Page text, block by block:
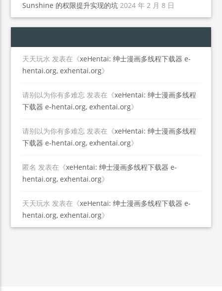
Sunshine 的权限提升实现的坑 2024 年 2 月 8 日
天天玩水 发表在《xeHentai: 绅士漫画多线程下载器 e-
hentai.org, exhentai.org》
请别以为你有多难忘 发表在《xeHentai: 绅士漫画多线程
下载器 e-hentai.org, exhentai.org》
请别以为你有多难忘 发表在《xeHentai: 绅士漫画多线程
下载器 e-hentai.org, exhentai.org》
匿名 发表在《xeHentai: 绅士漫画多线程下载器 e-
hentai.org, exhentai.org》
天天玩水 发表在《xeHentai: 绅士漫画多线程下载器 e-
hentai.org, exhentai.org》